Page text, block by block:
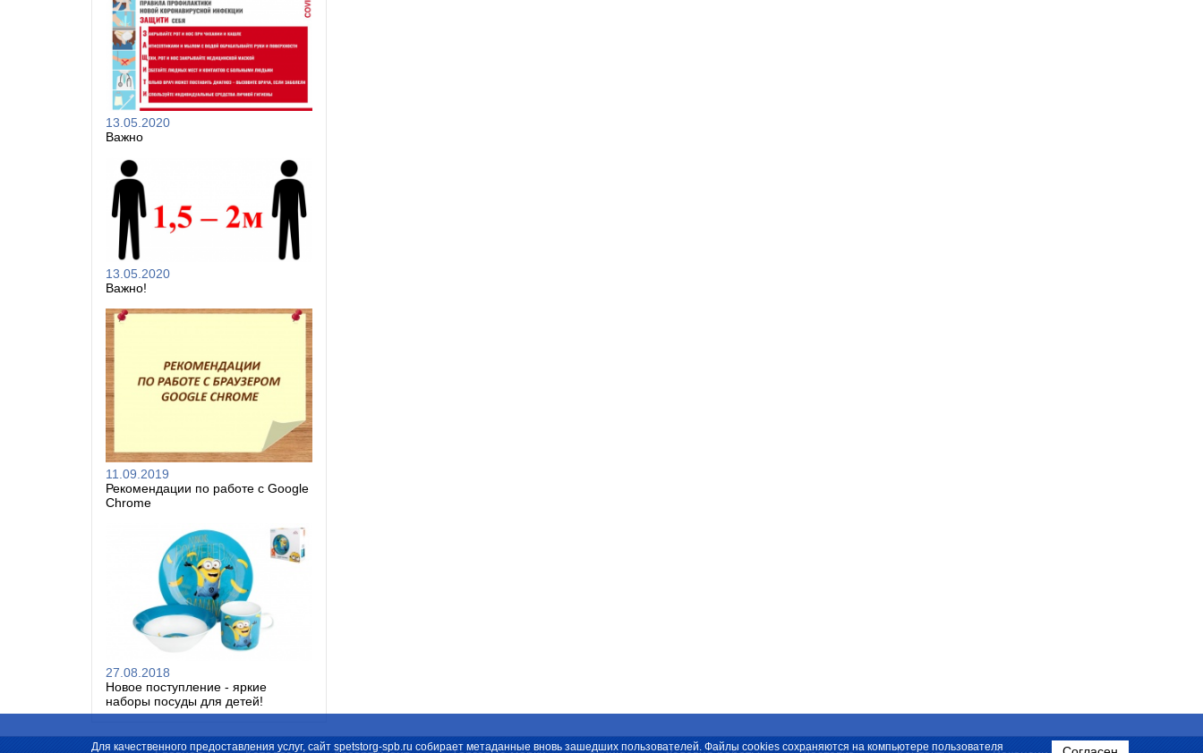
13.05.2020
Важно
13.05.2020
Важно!
11.09.2019
Рекомендации по работе с Google
Chrome
27.08.2018
Новое поступление - яркие
наборы посуды для детей!
Для качественного предоставления услуг, сайт spetstorg-spb.ru собирает метаданные вновь зашедших пользователей. Файлы cookies сохраняются на компьютере пользователя